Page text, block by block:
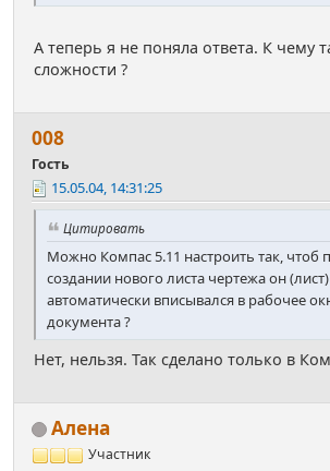
А теперь я не поняла ответа. К чему
сложности ?
008
Гость
15.05.04, 14:31:25
Цитировать
Можно Компас 5.11 настроить так, чтоб
создании нового листа чертежа он (лист)
автоматически вписывался в рабочее
документа ?
Нет, нельзя. Так сделано только в
Алена
Участник